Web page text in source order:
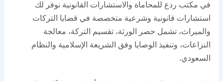
في مكتب ردع للمحاماة والاستشارات القانونية نوفر لك
استشارات قانونية وشرعية متخصصة في قضايا التركات
والميراث، تشمل حصر الورثة، تقسيم التركة، معالجة
النزاعات، وتنفيذ الوصايا وفق الشريعة الإسلامية والنظام
السعودي.